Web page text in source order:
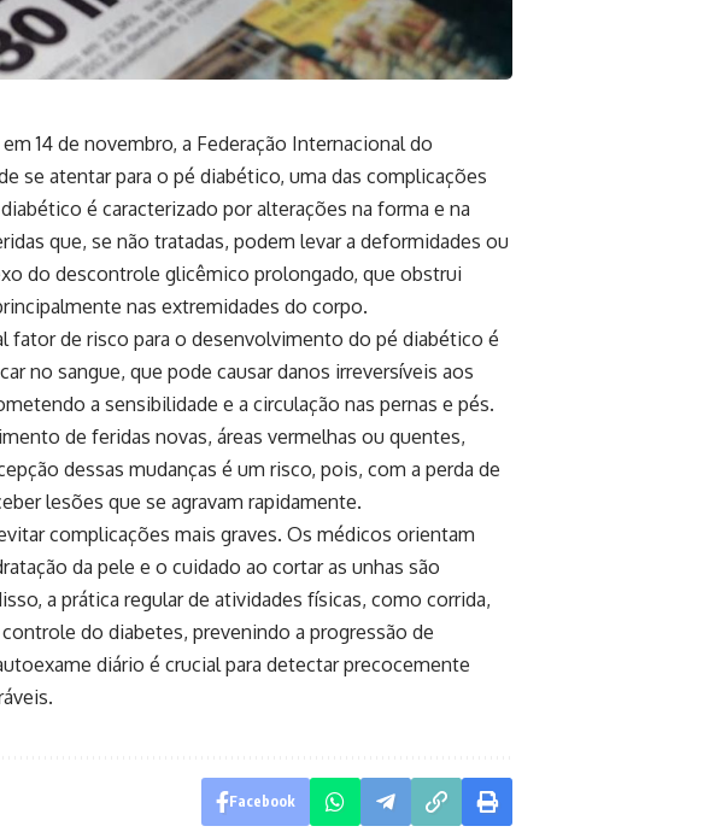
14 de novembro, a Federação Internacional do
se atentar para o pé diabético, uma das complicações
é caracterizado por alterações na forma e na
que, se não tratadas, podem levar a deformidades ou
do descontrole glicêmico prolongado, que obstrui
nas extremidades do corpo.
fator de risco para o desenvolvimento do pé diabético é
no sangue, que pode causar danos irreversíveis aos
a sensibilidade e a circulação nas pernas e pés.
de feridas novas, áreas vermelhas ou quentes,
dessas mudanças é um risco, pois, com a perda de
lesões que se agravam rapidamente.
complicações mais graves. Os médicos orientam
da pele e o cuidado ao cortar as unhas são
a prática regular de atividades físicas, como corrida,
do diabetes, prevenindo a progressão de
diário é crucial para detectar precocemente
Facebook